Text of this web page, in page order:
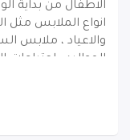
الاطفال من بداية
انواع الملابس مثل
والاعياد ، ملابس
المواليد ،
السيارات للتوائم